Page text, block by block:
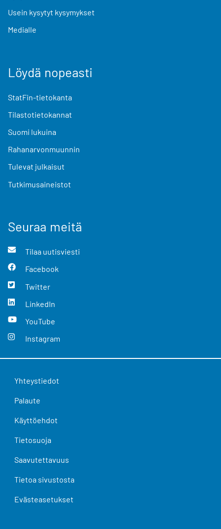
Usein kysytyt kysymykset
Medialle
Löydä nopeasti
StatFin-tietokanta
Tilastotietokannat
Suomi lukuina
Rahanarvonmuunnin
Tulevat julkaisut
Tutkimusaineistot
Seuraa meitä
Tilaa uutisviesti
Facebook
Twitter
LinkedIn
YouTube
Instagram
Yhteystiedot
Palaute
Käyttöehdot
Tietosuoja
Saavutettavuus
Tietoa sivustosta
Evästeasetukset